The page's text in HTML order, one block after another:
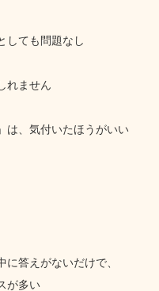
しても問題なし
れません
は、気付いたほうがいい
答えがないだけで、
が多い